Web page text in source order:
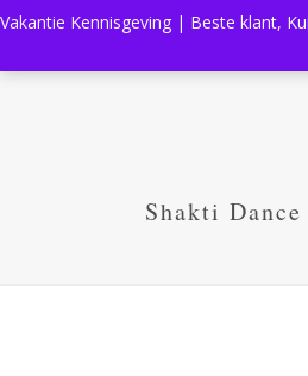
Shakti
Vakantie Kennisgeving | Beste klant,